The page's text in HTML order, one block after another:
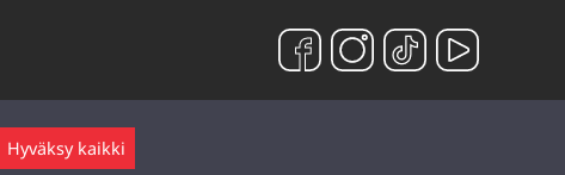
Hyväksy kaikki